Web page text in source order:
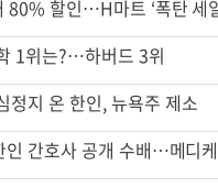
할인…H마트 ‘폭탄 세일’
1위는?…하버드 3위
정지 온 한인, 뉴욕주 제소